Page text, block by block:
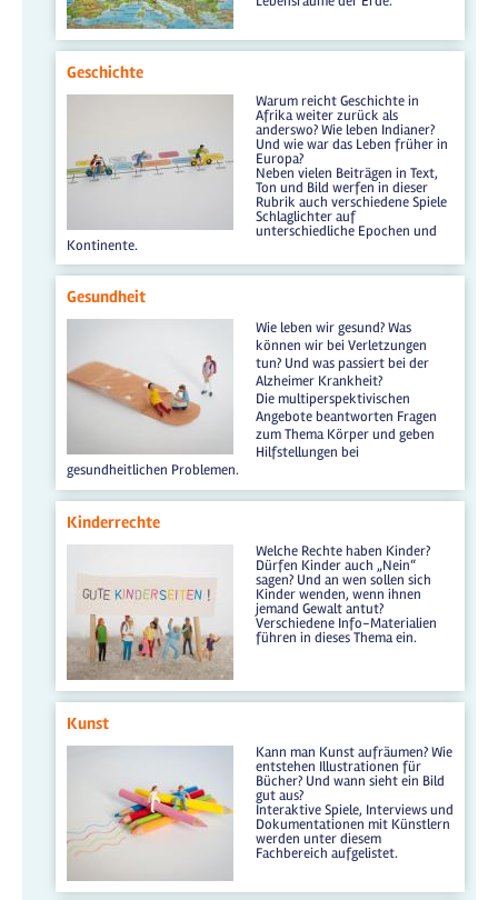
Geschichte
Warum reicht Geschichte in
Afrika weiter zurück als
anderswo? Wie leben Indianer?
Und wie war das Leben früher in
Europa?
Neben vielen Beiträgen in Text,
Ton und Bild werfen in dieser
Rubrik auch verschiedene Spiele
Schlaglichter auf
unterschiedliche Epochen und
Kontinente.
Gesundheit
Wie leben wir gesund? Was
können wir bei Verletzungen
tun? Und was passiert bei der
Alzheimer Krankheit?
Die multiperspektivischen
Angebote beantworten Fragen
zum Thema Körper und geben
Hilfstellungen bei
gesundheitlichen Problemen.
Kinderrechte
Welche Rechte haben Kinder?
Dürfen Kinder auch „Nein“
sagen? Und an wen sollen sich
Kinder wenden, wenn ihnen
jemand Gewalt antut?
Verschiedene Info-Materialien
führen in dieses Thema ein.
Kunst
Kann man Kunst aufräumen? Wie
entstehen Illustrationen für
Bücher? Und wann sieht ein Bild
gut aus?
Interaktive Spiele, Interviews und
Dokumentationen mit Künstlern
werden unter diesem
Fachbereich aufgelistet.